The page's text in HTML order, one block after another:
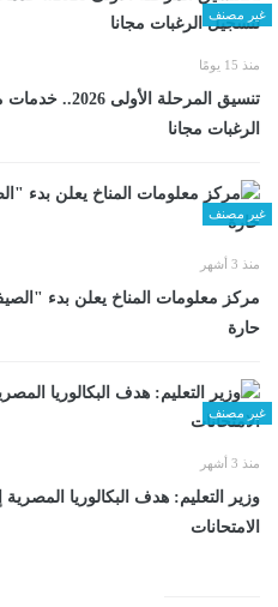
غير مصنف
منذ 15 يومًا
تنسيق المرحلة
الرغبات مجانا
غير مصنف
منذ 3 أشهر
مركز معلومات المناخ يعلن بدء
حارة
غير مصنف
منذ 3 أشهر
وزير التعليم: هدف البكالوريا المصرية
الامتحانات